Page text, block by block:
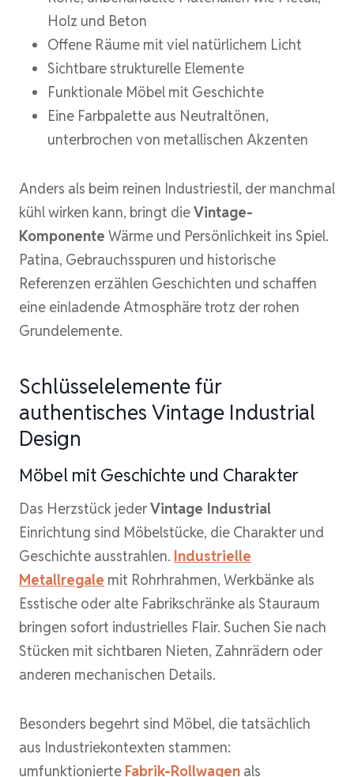
Holz und Beton
Offene Räume mit viel natürlichem Licht
Sichtbare strukturelle Elemente
Funktionale Möbel mit Geschichte
Eine Farbpalette aus Neutraltönen,
unterbrochen von metallischen Akzenten
Anders als beim reinen Industriestil, der manchmal
kühl wirken kann, bringt dieVintage-
Komponente Wärme und Persönlichkeit ins Spiel.
Patina, Gebrauchsspuren und historische
Referenzen erzählen Geschichten und schaffen
eine einladende Atmosphäre trotz der rohen
Grundelemente.
Schlüsselelemente für
authentisches Vintage Industrial
Design
Möbel mit Geschichte und Charakter
Das Herzstück jederVintage Industrial
Einrichtung sind Möbelstücke, die Charakter und
Geschichte ausstrahlen. Industrielle
Metallregale mit Rohrhrahmen, Werkbänke als
Esstische oder alte Fabrikschränke als Stauraum
bringen sofort industrielles Flair. Suchen Sie nach
Stücken mit sichtbaren Nieten, Zahnrädern oder
anderen mechanischen Details.
Besonders begehrt sind Möbel, die tatsächlich
aus Industriekontexten stammen:
umfunktionierte Fabrik-Rollwagen als